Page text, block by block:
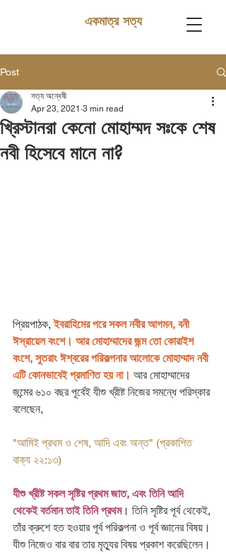
একমাত্র সত্য
Post
খ্রিস্টানরা কেনো মোহাম্মদ সঃকে শেষ
নবী হিসেবে মানে না?
সত্য অন্বেষী
Apr 23, 2021 3 min read
প্রিয়পাঠক, ইবরাহিমের পরে সকল নবীর আগমন, বনী
ঈস্রায়েল বংশে। আর মোহাম্মাদের জন্ম তো কোরাইশ
বংশে, সুতরাং ঈশ্বরের পরিকল্পনার আলোকে মোহাম্মাদ নবী
এটি কোনভাবেই প্রমাণিত হয় না। আর মোহাম্মাদের
জন্মের ৬১০ বছর পূর্বেই যীশু খ্রীষ্ট নিজের সমন্ধে পরিস্কার
বলেছেন,
"আমিই প্রথম ও শেষ, আদি এবং অন্ত" (প্রকাশিত
বাক্য ২২:১৩)
যীশু খ্রীষ্ট সকল সৃষ্টির প্রথম জাত, এবং তিনি আদি
থেকেই বর্তমান তাই তিনি প্রথম। তিনি সৃষ্টির পূর্ব থেকেই,
তাঁর ক্রুশে হত হওয়ার পূর্ব পরিকল্পনা ও পূর্ব জ্ঞানের বিষয়।
যীশু নিজেও বার বার তার মৃত্যুর বিষয় প্রকাশ করেছিলেন।